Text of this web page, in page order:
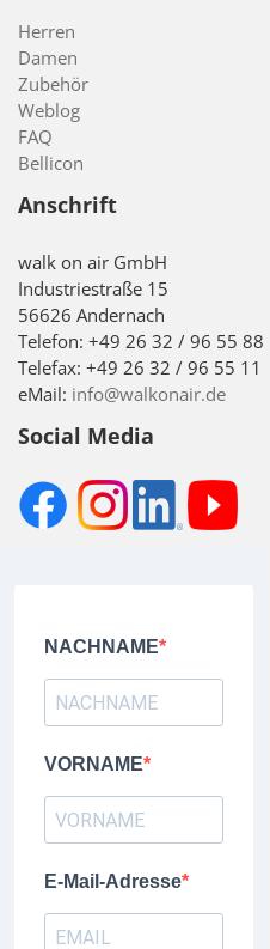
Herren
Damen
Zubehör
Weblog
FAQ
Bellicon
Anschrift
walk on air GmbH
Industriestraße 15
56626 Andernach
Telefon: +49 26 32 / 96 55 88
Telefax: +49 26 32 / 96 55 11
eMail: info@walkonair.de
Social Media
NACHNAME
VORNAME
E-Mail-Adresse